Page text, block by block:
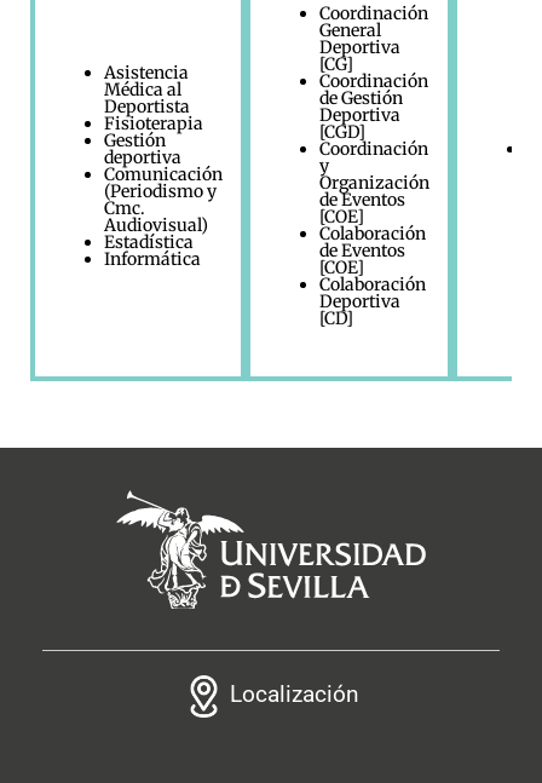
Asistencia
Médica al
Deportista
Fisioterapia
Gestión
deportiva
Comunicación
(Periodismo y
Cmc.
Audiovisual)
Estadística
Informática
Coordinación
General
Deportiva
[CG]
Coordinación
de Gestión
Deportiva
[CGD]
Coordinación
y
Organización
de Eventos
[COE]
Colaboración
de Eventos
[COE]
Colaboración
Deportiva
[CD]
Localización